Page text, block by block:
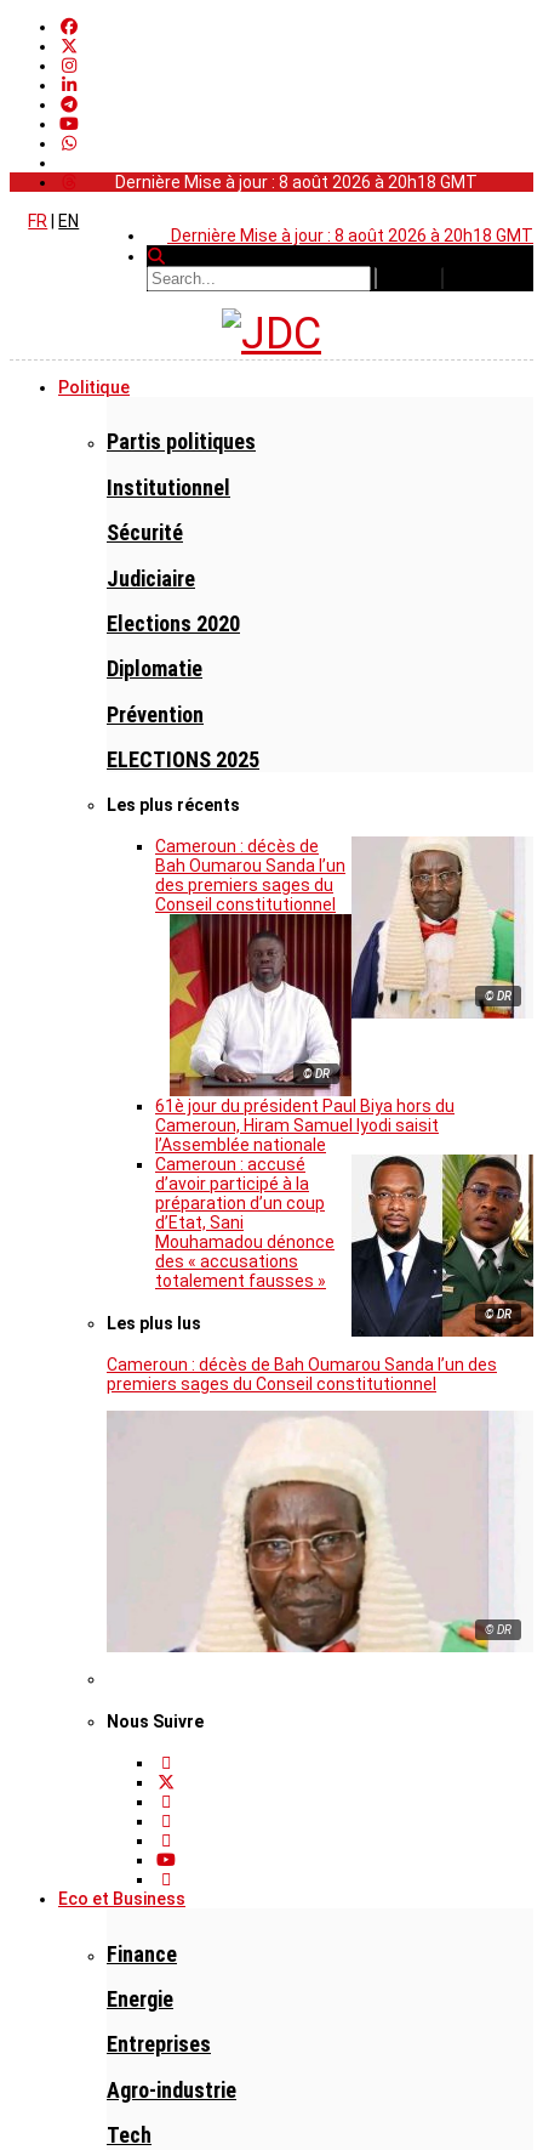
Dernière Mise à jour : 8 août 2026 à 20h18 GMT
Dernière Mise à jour : 8 août 2026 à 20h18 GMT
FR
EN
Politique
Partis politiques
Institutionnel
Sécurité
Judiciaire
Elections 2020
Diplomatie
Prévention
ELECTIONS 2025
Les plus récents
© DR
Cameroun : décès de
Bah Oumarou Sanda l’un
des premiers sages du
Conseil constitutionnel
© DR
61è jour du président Paul Biya hors du
Cameroun, Hiram Samuel Iyodi saisit
l’Assemblée nationale
© DR
Cameroun : accusé
d’avoir participé à la
préparation d’un coup
d’Etat, Sani
Mouhamadou dénonce
des « accusations
totalement fausses »
Les plus lus
Cameroun : décès de Bah Oumarou Sanda l’un des
premiers sages du Conseil constitutionnel
© DR
Nous Suivre
Eco et Business
Finance
Energie
Entreprises
Agro-industrie
Tech